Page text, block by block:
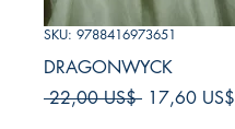
SKU: 9788416973651
DRAGONWYCK
22,00 US$ Precio
17,60 US$